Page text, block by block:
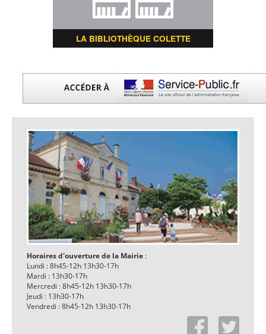
LA BIBLIOTHÈQUE COLETTE
Horaires d'ouverture de la Mairie :
Lundi : 8h45-12h 13h30-17h
Mardi : 13h30-17h
Mercredi : 8h45-12h 13h30-17h
Jeudi : 13h30-17h
Vendredi : 8h45-12h 13h30-17h